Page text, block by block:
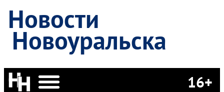
Новости
Новоуральска
16+